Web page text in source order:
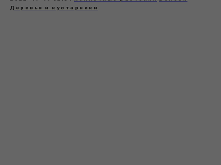
Деревья и кустарники